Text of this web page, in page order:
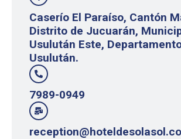
Caserío El Paraíso, Cantón
Distrito de Jucuarán,
Usulután Este,
Usulután.
7989-0949